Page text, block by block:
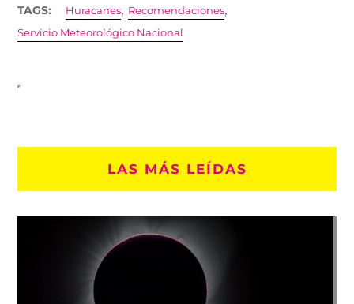
TAGS: Huracanes, Recomendaciones,
Servicio Meteorológico Nacional
LAS MÁS LEÍDAS